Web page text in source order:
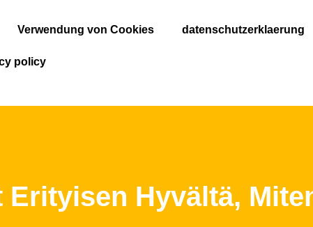
Verwendung von Cookies datenschutzerklaerung
policy
Hyvältä,